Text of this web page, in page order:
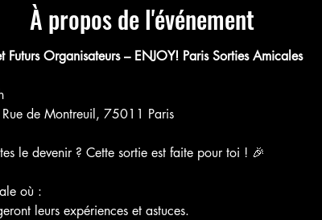
À propos de l'événement
Organisateurs – ENJOY! Paris Sorties Amicales
de Montreuil, 75011 Paris
le devenir ? Cette sortie est faite pour toi ! 🎉
où :
leurs expériences et astuces.